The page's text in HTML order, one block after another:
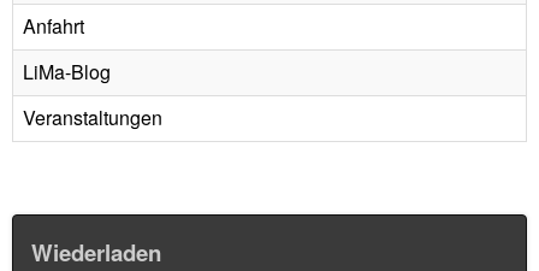
Anfahrt
LiMa-Blog
Veranstaltungen
Wiederladen